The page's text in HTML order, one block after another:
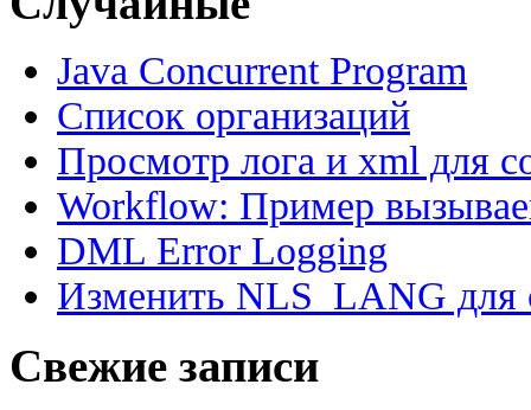
Java Concurrent Program
Список организаций
Просмотр лога и xml для
Workflow: Пример
DML Error Logging
Изменить NLS_LANG для
Свежие записи